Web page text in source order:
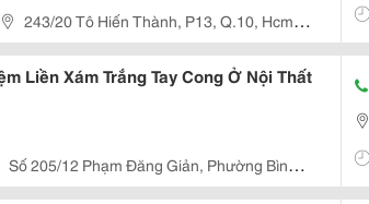
243/20 Tô Hiến Thành, P13, Q.10, Hcm (
Liền Xám Trắng Tay Cong Ở Nội Thất
Số 205/12 Phạm Đăng Giản, Phường Bình
Tp Hcm.